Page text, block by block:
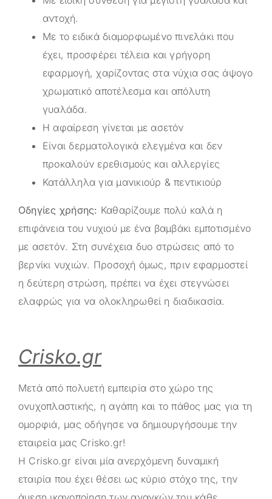
αντοχή.
Με το ειδικά διαμορφωμένο πινελάκι που
έχει, προσφέρει τέλεια και γρήγορη
εφαρμογή, χαρίζοντας στα νύχια σας άψογο
χρωματικό αποτέλεσμα και απόλυτη
γυαλάδα.
Η αφαίρεση γίνεται με ασετόν
Είναι δερματολογικά ελεγμένα και δεν
προκαλούν ερεθισμούς και αλλεργίες
Κατάλληλα για μανικιούρ & πεντικιούρ
Οδηγίες χρήσης: Καθαρίζουμε πολύ καλά η
επιφάνεια του νυχιού με ένα βαμβάκι εμποτισμένο
με ασετόν. Στη συνέχεια δυο στρώσεις από το
βερνίκι νυχιών. Προσοχή όμως, πριν εφαρμοστεί
η δεύτερη στρώση, πρέπει να έχει στεγνώσει
ελαφρώς για να ολοκληρωθεί η διαδικασία.
Crisko.gr
Μετά από πολυετή εμπειρία στο χώρο της
ονυχοπλαστικής, η αγάπη και το πάθος μας για τη
ομορφιά, μας οδήγησε να δημιουργήσουμε την
εταιρεία μας Crisko.gr!
Η Crisko.gr είναι μία ανερχόμενη δυναμική
εταιρία που έχει θέσει ως κύριο στόχο της, την